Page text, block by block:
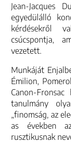
Jean-Jacques
egyedülálló
kérdésekről
csúcspontja,
vezetett.
Munkáját
Émilion,
Canon-
tanulmány
„finomság, az
as években
rusztikusnak